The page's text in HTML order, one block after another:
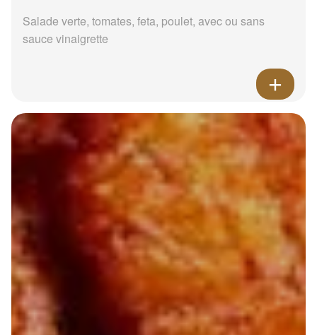
Salade verte, tomates, feta, poulet, avec ou sans
sauce vinaigrette